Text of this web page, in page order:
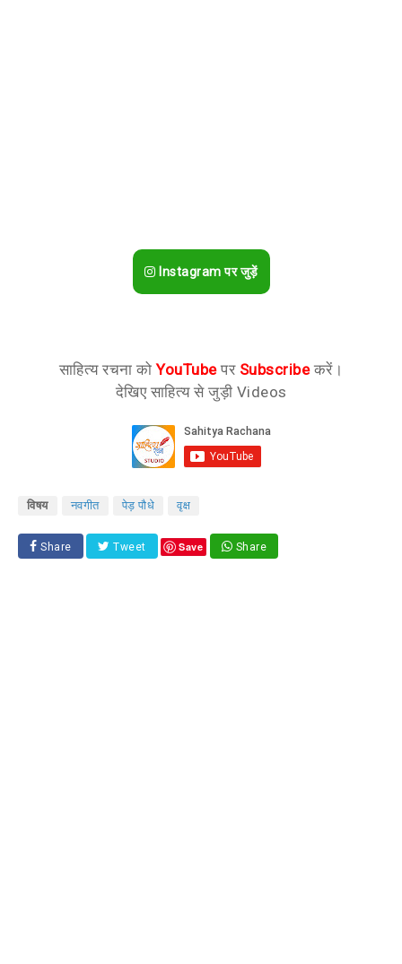
Instagram पर जुड़ें
साहित्य रचना कोYouTubeपर Subscribeकरें।
देखिए साहित्य से जुड़ी Videos
विषय नवगीत पेड़ पौधे वृक्ष
Share Tweet Save Share